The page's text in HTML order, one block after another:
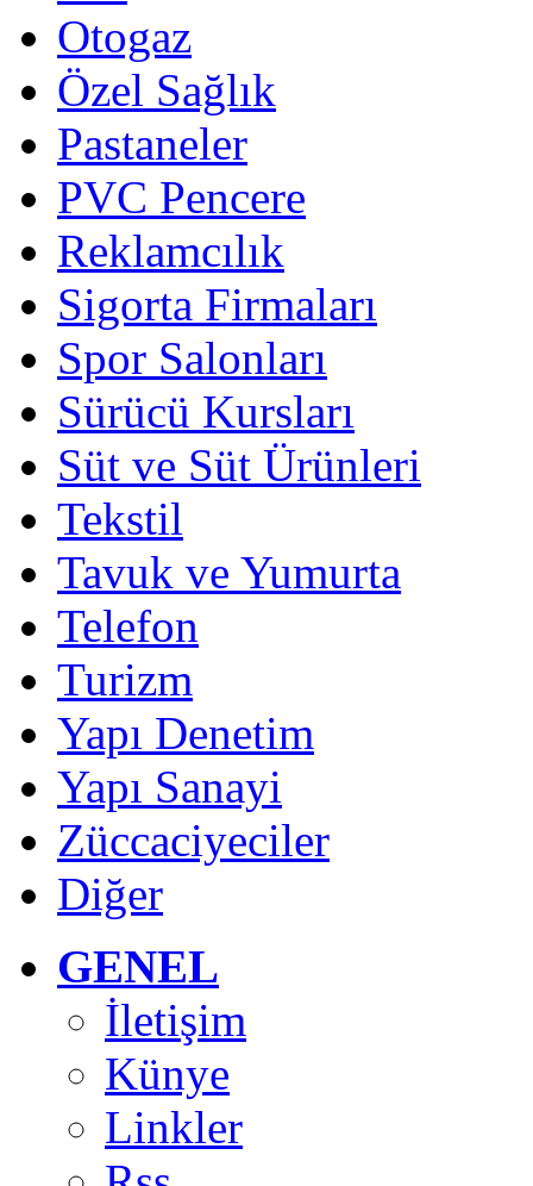
Otogaz
Özel Sağlık
Pastaneler
PVC Pencere
Reklamcılık
Sigorta Firmaları
Spor Salonları
Sürücü Kursları
Süt ve Süt Ürünleri
Tekstil
Tavuk ve Yumurta
Telefon
Turizm
Yapı Denetim
Yapı Sanayi
Züccaciyeciler
Diğer
GENEL
İletişim
Künye
Linkler